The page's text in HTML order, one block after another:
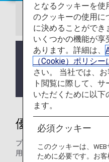
お知らせ
2028年4月よりANAス
サービスリニューア
詳しくはANAスーパ
更をご確認ください。
優先予約
プレミアムメンバーは、事前
用いただけます。
となるクッキーを
のクッキーの使用に
に決めることができ
いくつかの機能が享
あります。詳細は、
（Cookie）ポリシー
さい。 当社では、
ト閲覧に際して、
いただくために以下
ます。
必須クッキー
このクッキーは、
ために必要です。お